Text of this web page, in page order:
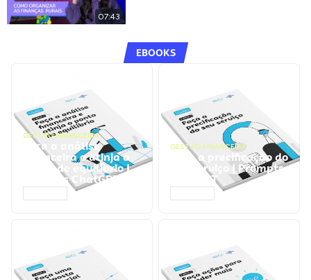
07:43
EBOOKS
GESTÃO FINANCEIRA
Faça a análise
financeira e atinja o
ponto de equilíbrio |
Prompts ChatGPT
GESTÃO FINANCEIRA
Faça a precificação do
seu serviço | Prompts
ChatGPT